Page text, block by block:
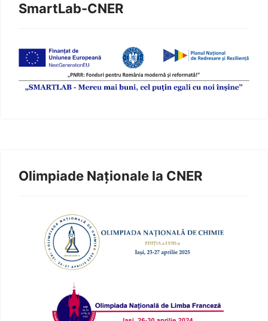
SmartLab-CNER
Olimpiade Naționale la CNER